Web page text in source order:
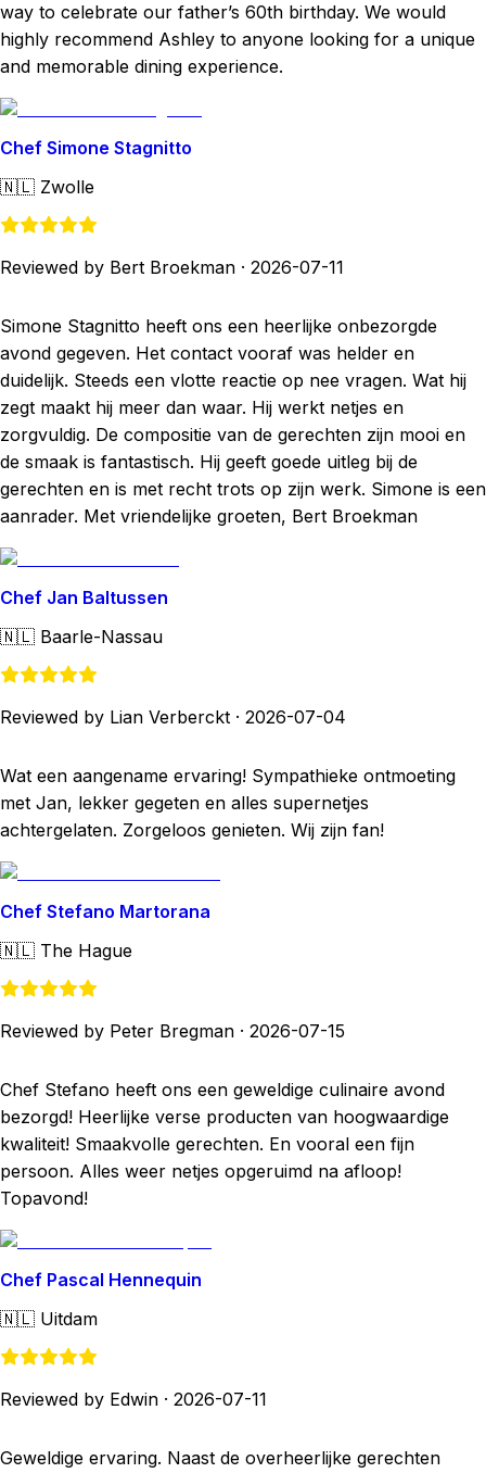
way to celebrate our father’s 60th birthday. We would
highly recommend Ashley to anyone looking for a unique
and memorable dining experience.
Chef Simone Stagnitto
🇳🇱 Zwolle
Reviewed by Bert Broekman · 2026-07-11
Simone Stagnitto heeft ons een heerlijke onbezorgde
avond gegeven. Het contact vooraf was helder en
duidelijk. Steeds een vlotte reactie op nee vragen. Wat hij
zegt maakt hij meer dan waar. Hij werkt netjes en
zorgvuldig. De compositie van de gerechten zijn mooi en
de smaak is fantastisch. Hij geeft goede uitleg bij de
gerechten en is met recht trots op zijn werk. Simone is een
aanrader. Met vriendelijke groeten, Bert Broekman
Chef Jan Baltussen
🇳🇱 Baarle-Nassau
Reviewed by Lian Verberckt · 2026-07-04
Wat een aangename ervaring! Sympathieke ontmoeting
met Jan, lekker gegeten en alles supernetjes
achtergelaten. Zorgeloos genieten. Wij zijn fan!
Chef Stefano Martorana
🇳🇱 The Hague
Reviewed by Peter Bregman · 2026-07-15
Chef Stefano heeft ons een geweldige culinaire avond
bezorgd! Heerlijke verse producten van hoogwaardige
kwaliteit! Smaakvolle gerechten. En vooral een fijn
persoon. Alles weer netjes opgeruimd na afloop!
Topavond!
Chef Pascal Hennequin
🇳🇱 Uitdam
Reviewed by Edwin · 2026-07-11
Geweldige ervaring. Naast de overheerlijke gerechten